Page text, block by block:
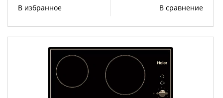
В избранное В сравнение